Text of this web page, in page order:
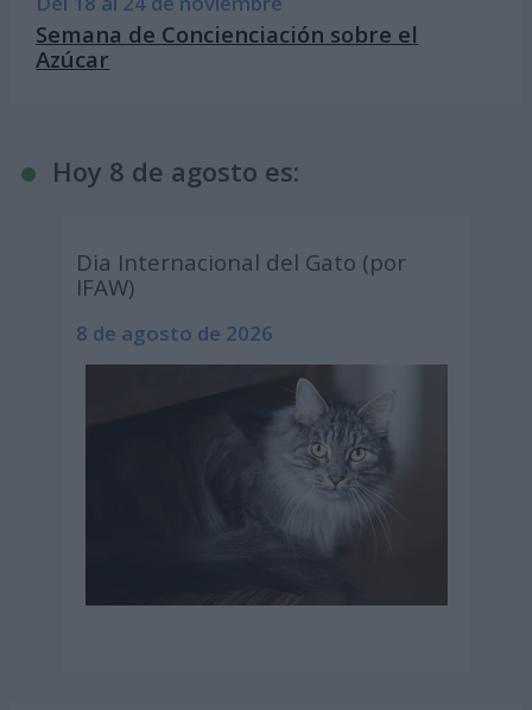
Semana de Concienciación sobre el
Azúcar
Hoy 8 de agosto es:
Dia Internacional del Gato (por
IFAW)
8 de agosto de 2026